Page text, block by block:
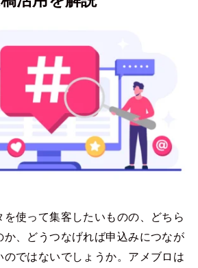
を使って集客したいものの、どちら
か、どうつなげれば申込みにつなが
のではないでしょうか。アメブロは